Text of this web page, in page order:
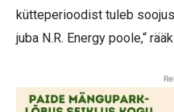
kütteperioodist tuleb
juba N.R. Energy poole,“